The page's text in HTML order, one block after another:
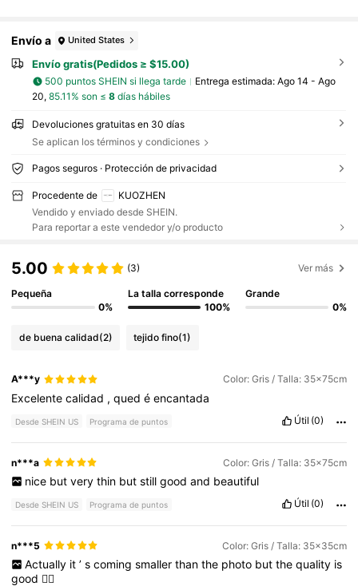
Envío a United States
Envío gratis(Pedidos ≥ $15.00)
500 puntos SHEIN si llega tarde Entrega estimada: Ago 14 - Ago
20, 85.11% son ≤ 8días hábiles
Devoluciones gratuitas en 30 días
Se aplican los términos y condiciones
Pagos seguros · Protección de privacidad
Procedente de
KUOZHEN
Vendido y enviado desde SHEIN.
Para reportar a este vendedor y/o producto
5.00 (3) Ver más
Pequeña
0%
La talla corresponde
100%
Grande
0%
de buena calidad(2) tejido fino(1)
A***y Color: Gris / Talla: 35x75cm
Excelentecalidad ,quedéencantada
Desde SHEIN US Programa de puntos Útil (0)
n***a Color: Gris / Talla: 35x75cm
nice but very thin but still good and beautiful
Desde SHEIN US Programa de puntos Útil (0)
n***5 Color: Gris / Talla: 35x35cm
Actually it ’ s coming smaller than the photo but the quality is
good 👍🏻